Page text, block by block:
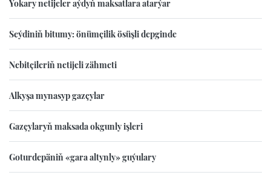
Ýokary netijeler aýdyň maksatlara atarýar
Seýdiniň bitumy: önümçilik ösüşli depginde
Nebitçileriň netijeli zähmeti
Alkyşa mynasyp gazçylar
Gazçylaryň maksada okgunly işleri
Goturdepäniň «gara altynly» guýulary